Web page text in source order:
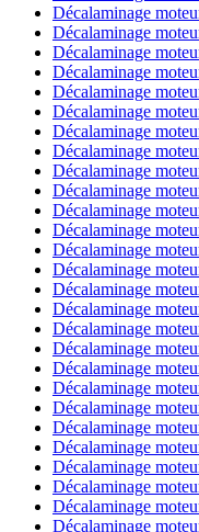
Décalaminage
Décalaminage
Décalaminage
Décalaminage
Décalaminage
Décalaminage
Décalaminage
Décalaminage
Décalaminage
Décalaminage
Décalaminage
Décalaminage
Décalaminage
Décalaminage
Décalaminage
Décalaminage
Décalaminage
Décalaminage
Décalaminage
Décalaminage
Décalaminage
Décalaminage
Décalaminage
Décalaminage
Décalaminage
Décalaminage
Décalaminage